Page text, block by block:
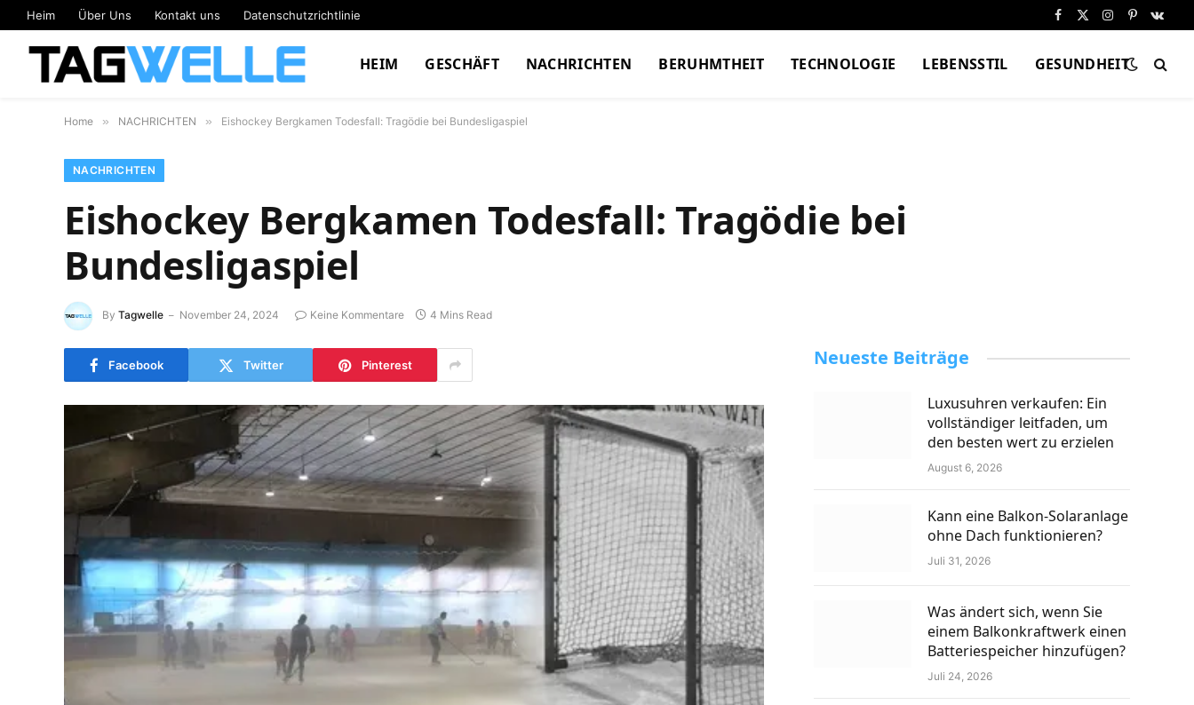
Heim Über Uns Kontakt uns Datenschutzrichtlinie
Facebook
X
Instagram
Pinterest
HEIM GESCHÄFT NACHRICHTEN BERUHMTHEIT TECHNOLOGIE LEBENSSTIL GESUNDHEIT
Home » NACHRICHTEN » Eishockey Bergkamen Todesfall: Tragödie bei Bundesligaspiel
NACHRICHTEN
Eishockey Bergkamen Todesfall: Tragödie bei
Bundesligaspiel
By Tagwelle November 24, 2024 Keine Kommentare 4 Mins Read
Facebook Twitter Pinterest Neueste Beiträge
Luxusuhren verkaufen: Ein
vollständiger leitfaden, um
den besten wert zu erzielen
August 6, 2026
Kann eine Balkon-Solaranlage
ohne Dach funktionieren?
Juli 31, 2026
Was ändert sich, wenn Sie
einem Balkonkraftwerk einen
Batteriespeicher hinzufügen?
Juli 24, 2026